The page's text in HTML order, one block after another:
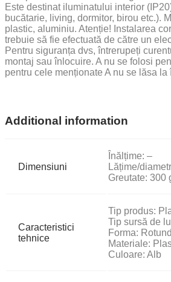
Este destinat iluminatului interior
bucătarie, living, dormitor, birou etc.).
plastic, aluminiu. Atenție! Instalarea
trebuie să fie efectuată de către un
Pentru siguranța dvs, întrerupeți
montaj sau înlocuire. A nu se folosi
pentru cele menționate A nu se lăsa
Additional information
Dimensiuni
Înălțime: –
Lățime/
Greutate: 300
Caracteristici
tehnice
Tip produs:
Tip sursă de
Forma: Rotund
Materiale:
Culoare: Alb